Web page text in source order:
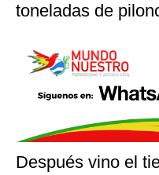
toneladas de
Después vino el